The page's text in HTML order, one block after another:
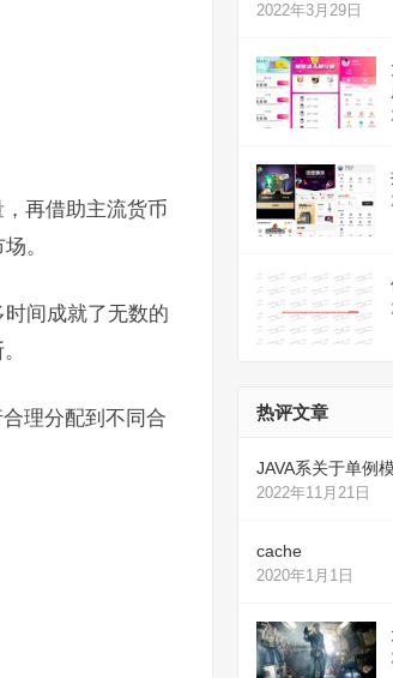
再借助主流货币
。
时间成就了无数的
理分配到不同合
2022年3月29日
热评文章
JAVA系关于单例
2022年11月21日
cache
2020年1月1日